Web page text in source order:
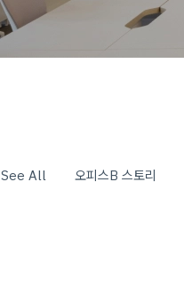
See All 오피스B 스토리